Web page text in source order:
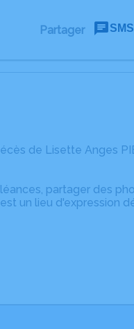
Partager SMS
de Lisette Anges
partager des
un lieu d'expression